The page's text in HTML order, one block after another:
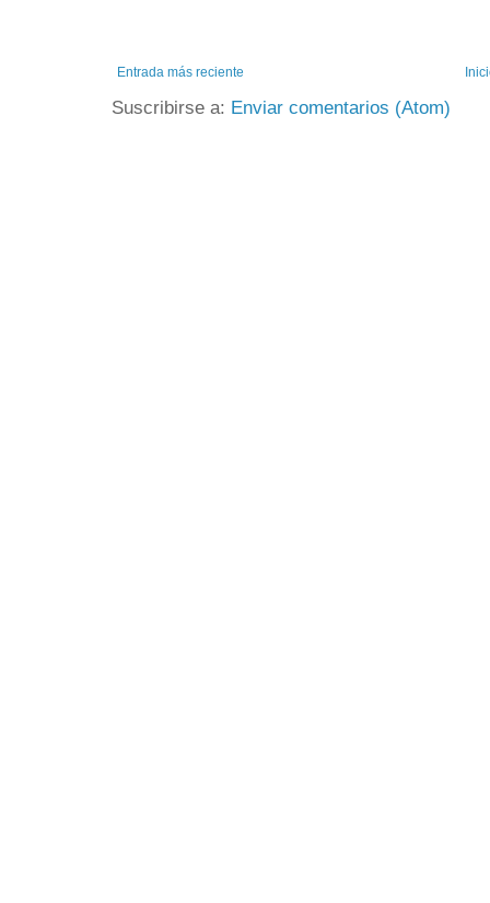
Entrada más reciente
Suscribirse a: Enviar comentarios (Atom)